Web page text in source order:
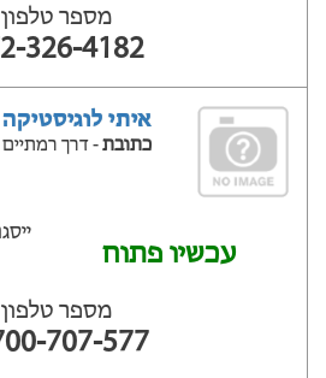
מספר טלפון
326-4182
איתי
כתובת- דרך רמתיים 91, הוד השרון
עכשיו פתוח
מספר טלפון
707-577